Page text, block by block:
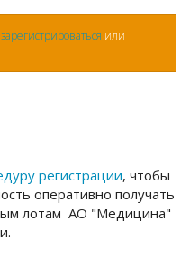
зарегистрироваться или
регистрации, чтобы
оперативно получать
лотам АО "Медицина"